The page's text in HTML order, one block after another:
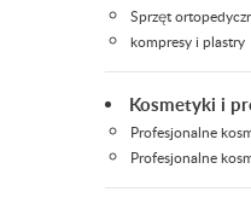
Sprzęt
kompresy i plastry
Kosmetyki i
Profesjonalne
Profesjonalne